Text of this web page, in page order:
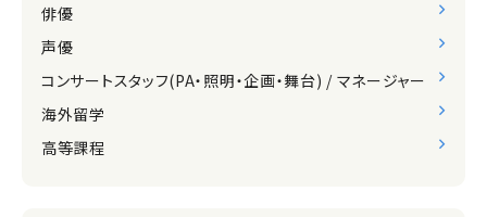
俳優
声優
コンサートスタッフ(PA・照明・企画・舞台) / マネージャー
海外留学
高等課程